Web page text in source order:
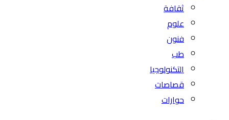
ثقافة
علوم
فنون
طب
التكنولوجيا
قصاصات
حوارات